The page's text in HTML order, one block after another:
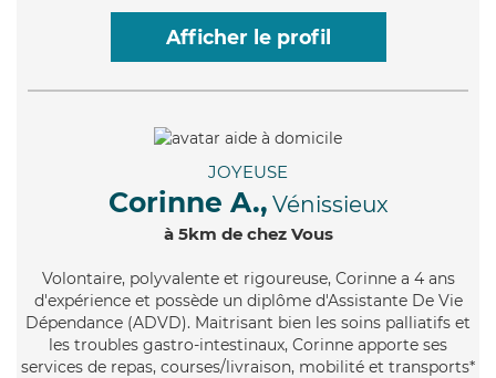
Afficher le profil
JOYEUSE
Corinne A., Vénissieux
à 5km de chez Vous
Volontaire, polyvalente et rigoureuse, Corinne a 4 ans
d'expérience et possède un diplôme d'Assistante De Vie
Dépendance (ADVD). Maitrisant bien les soins palliatifs et
les troubles gastro-intestinaux, Corinne apporte ses
services de repas, courses/livraison, mobilité et transports*